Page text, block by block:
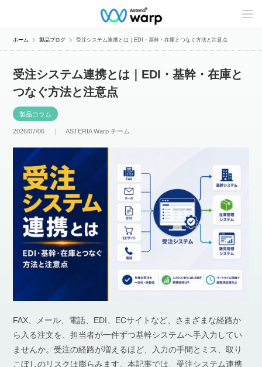
C
n
e
ホーム 製品ブログ 受注システム連携とは｜EDI・基幹・在庫とつなぐ方法と注意点
受注システム連携とは｜EDI・基幹・在庫と
つなぐ方法と注意点
製品コラム
2026/07/06 ｜ASTERIA Warp チーム
FAX、メール、電話、EDI、ECサイトなど、さまざまな経路か
ら入る注文を、担当者が一件ずつ基幹システムへ手入力してい
ませんか。受注の経路が増えるほど、入力の手間とミス、取り
こぼしのリスクは膨らみます。本記事では、受注システム連携